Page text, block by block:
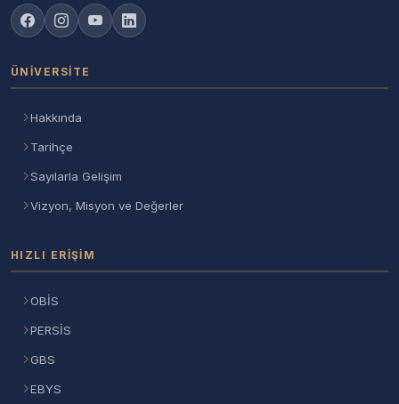
ÜNIVERSITE
Hakkında
Tarihçe
Sayılarla Gelişim
Vizyon, Misyon ve Değerler
HIZLI ERIŞIM
OBİS
PERSİS
GBS
EBYS